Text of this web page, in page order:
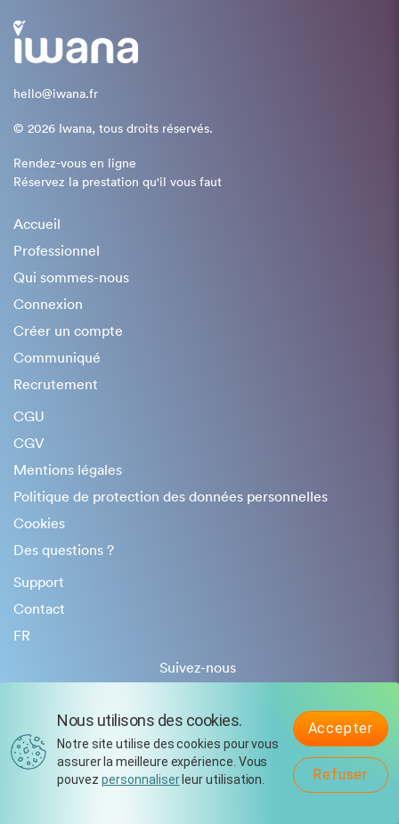
hello@iwana.fr
© 2026 Iwana, tous droits réservés.
Rendez-vous en ligne
Réservez la prestation qu'il vous faut
Accueil
Professionnel
Qui sommes-nous
Connexion
Créer un compte
Communiqué
Recrutement
CGU
CGV
Mentions légales
Politique de protection des données personnelles
Cookies
Des questions ?
Support
Contact
FR
Suivez-nous
Nous utilisons des cookies.
Notre site utilise des cookies pour vous
assurer la meilleure expérience. Vous
pouvez personnaliserleur utilisation.
Accepter
Refuser